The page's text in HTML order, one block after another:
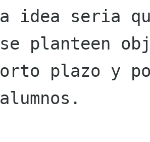
idea seria
planteen
plazo y